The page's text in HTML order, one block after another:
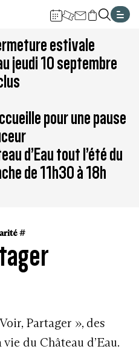
à
la
recherche
Aller
au
pied
plan
estivale
jeudi 10 septembre
pour une pause
d’Eau tout l’été du
de 11h30 à 18h
#
Partager », des
du Château d’Eau.